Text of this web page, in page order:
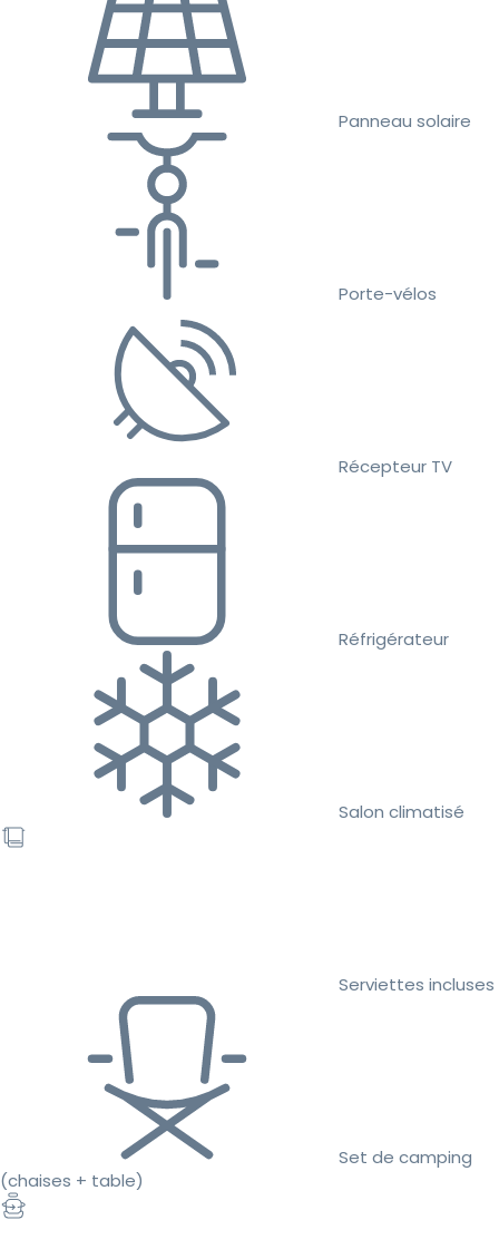
Panneau solaire
Porte-vélos
Récepteur TV
Réfrigérateur
Salon climatisé
Serviettes incluses
Set de camping
(chaises + table)